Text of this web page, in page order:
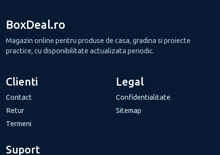
BoxDeal.ro
Magazin online pentru produse de casa, gradina si proiecte
practice, cu disponibilitate actualizata periodic.
Clienti
Contact
Retur
Termeni
Legal
Confidentialitate
Sitemap
Suport